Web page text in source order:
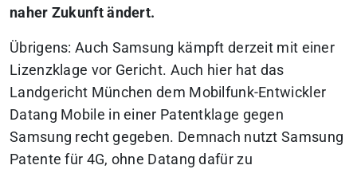
naher Zukunft ändert.
Übrigens: Auch Samsung kämpft derzeit mit einer
Lizenzklage vor Gericht. Auch hier hat das
Landgericht München dem Mobilfunk-Entwickler
Datang Mobile in einer Patentklage gegen
Samsung recht gegeben. Demnach nutzt Samsung
Patente für 4G, ohne Datang dafür zu